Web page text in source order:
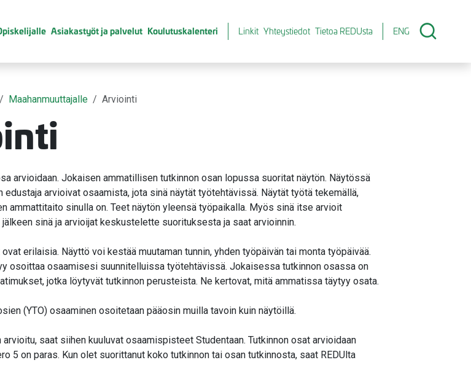
Asiakastyöt ja palvelut Koulutuskalenteri Linkit Yhteystiedot Tietoa REDUsta ENG
Maahanmuuttajalle Arviointi
arvioidaan. Jokaisen ammatillisen tutkinnon osan lopussa suoritat näytön. Näytössä
edustaja arvioivat osaamista, jota sinä näytät työtehtävissä. Näytät työtä tekemällä,
ammattitaito sinulla on. Teet näytön yleensä työpaikalla. Myös sinä itse arvioit
sinä ja arvioijat keskustelette suorituksesta ja saat arvioinnin.
erilaisia. Näyttö voi kestää muutaman tunnin, yhden työpäivän tai monta työpäivää.
osoittaa osaamisesi suunnitelluissa työtehtävissä. Jokaisessa tutkinnon osassa on
jotka löytyvät tutkinnon perusteista. Ne kertovat, mitä ammatissa täytyy osata.
(YTO) osaaminen osoitetaan pääosin muilla tavoin kuin näytöillä.
arvioitu, saat siihen kuuluvat osaamispisteet Studentaan. Tutkinnon osat arvioidaan
5 on paras. Kun olet suorittanut koko tutkinnon tai osan tutkinnosta, saat REDUlta